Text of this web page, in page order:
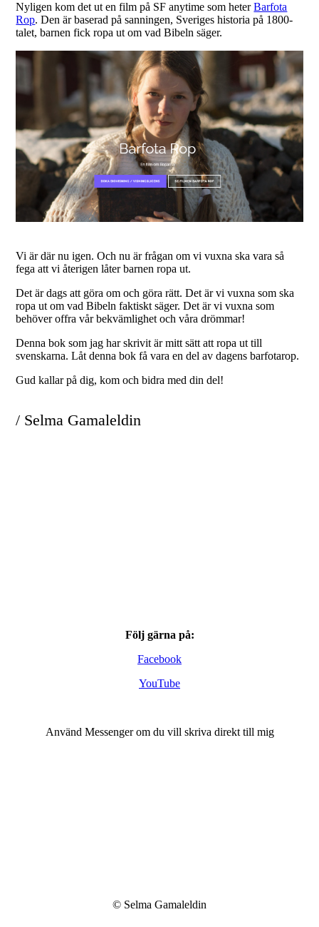
Nyligen kom det ut en film på SF anytime som heterBarfota
Rop. Den är baserad på sanningen, Sveriges historia på 1800-
talet, barnen fick ropa ut om vad Bibeln säger.
Vi är där nu igen. Och nu är frågan om vi vuxna ska vara så
fega att vi återigen låter barnen ropa ut.
Det är dags att göra om och göra rätt. Det är vi vuxna som ska
ropa ut om vad Bibeln faktiskt säger. Det är vi vuxna som
behöver offra vår bekvämlighet och våra drömmar!
Denna bok som jag har skrivit är mitt sätt att ropa ut till
svenskarna. Låt denna bok få vara en del av dagens barfotarop.
Gud kallar på dig, kom och bidra med din del!
/ Selma Gamaleldin
Följ gärna på:
Facebook
YouTube
Använd Messenger om du vill skriva direkt till mig
© Selma Gamaleldin